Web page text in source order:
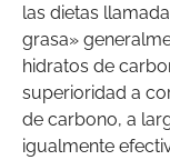
las dietas
grasa»
hidratos de
superioridad a
de carbono, a
igualmente